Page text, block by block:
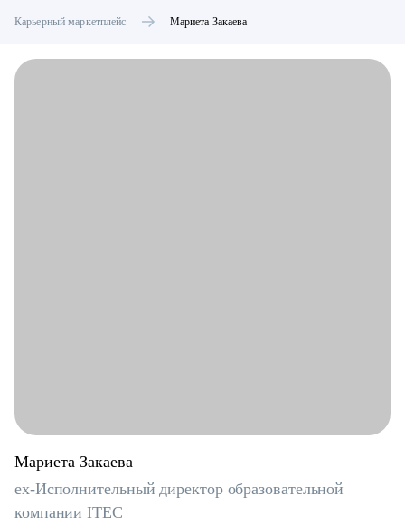
Карьерный маркетплейс Мариета Закаева
Мариета Закаева
ex-Исполнительный директор образовательной
компании ITEC